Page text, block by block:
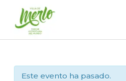
contenido
Este evento ha pasado.